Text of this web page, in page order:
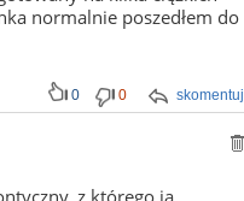
normalnie poszedłem do
skomentuj
0 0
z którego ja